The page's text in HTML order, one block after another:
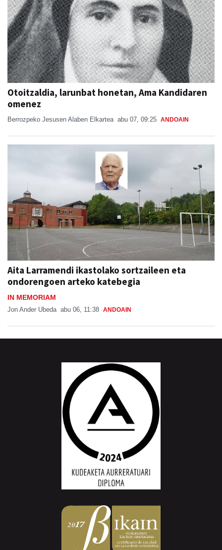
Otoitzaldia, larunbat honetan, Ama Kandidaren
omenez
Berrozpeko Jesusen Alaben Elkartea abu 07, 09:25 ANDOAIN
Aita Larramendi ikastolako sortzaileen eta
ondorengoen arteko katebegia
IN MEMORIAM
Jon Ander Ubeda abu 06, 11:38 ANDOAIN